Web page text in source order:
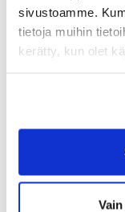
sivustoamme.
tietoja muihin
kerätty, kun olet
Uutuus:
entistäkin